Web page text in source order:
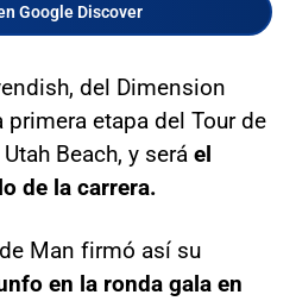
Google Discover
del Dimension
primera etapa del Tour de
Beach, y será el
de la carrera.
Man firmó así su
en la ronda gala en